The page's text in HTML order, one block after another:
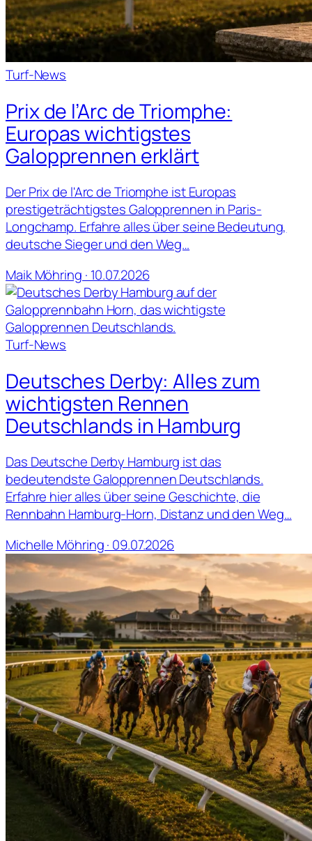
Turf-News
Prix de l’Arc de Triomphe:
Europas wichtigstes
Galopprennen erklärt
Der Prix de l'Arc de Triomphe ist Europas
prestigeträchtigstes Galopprennen in Paris-
Longchamp. Erfahre alles über seine Bedeutung,
deutsche Sieger und den Weg…
Maik Möhring · 10.07.2026
Turf-News
Deutsches Derby: Alles zum
wichtigsten Rennen
Deutschlands in Hamburg
Das Deutsche Derby Hamburg ist das
bedeutendste Galopprennen Deutschlands.
Erfahre hier alles über seine Geschichte, die
Rennbahn Hamburg-Horn, Distanz und den Weg…
Michelle Möhring · 09.07.2026